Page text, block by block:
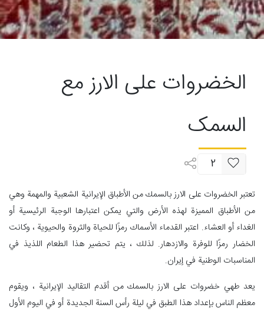
الخضروات علی الارز مع
السمک
2
تعتبر الخضروات علی الارز بالسمك من الأطباق الإيرانية الشعبية والمهمة وهي
من الأطباق المميزة لهذه الأرض والتي يمكن اعتبارها الوجبة الرئيسية أو
الغداء أو العشاء. اعتبر القدماء الأسماك رمزًا للحياة والثروة والحيوية ، وكانت
الخضار رمزًا للوفرة والازدهار. لذلك ، يتم تحضير هذا الطعام اللذيذ في
المناسبات الوطنية في إيران.
يعد طهي خضروات علی الارز بالسمك من أقدم التقاليد الإيرانية ، ويقوم
معظم الناس بإعداد هذا الطبق في ليلة رأس السنة الجديدة أو في اليوم الأول